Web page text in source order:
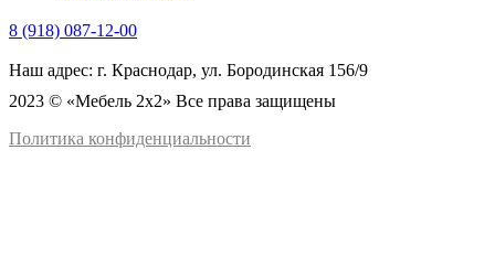
8 (918) 087-12-00
Наш адрес: г. Краснодар, ул. Бородинская 156/9
2023 © «Мебель 2x2» Все права защищены
Политика конфиденциальности